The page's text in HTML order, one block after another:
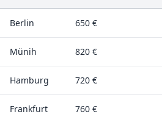
Berlin 650 €
Münih 820 €
Hamburg 720 €
Frankfurt 760 €